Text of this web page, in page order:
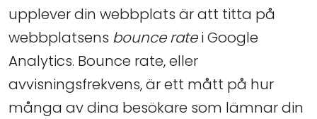
upplever din webbplats är att titta på
webbplatsens bounce rate i Google
Analytics. Bounce rate, eller
avvisningsfrekvens, är ett mått på hur
många av dina besökare som lämnar din